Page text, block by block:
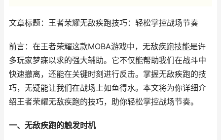
文章标题：王者荣耀无敌疾跑技巧：轻松掌控战场节奏
前言：在王者荣耀这款MOBA游戏中，无敌疾跑技能是许
多玩家梦寐以求的强大辅助。它不仅能帮助我们在战斗中
快速撤离，还能在关键时刻进行反击。掌握无敌疾跑的技
巧，无疑能让我们在战场上如鱼得水。本文将为你详细介
绍王者荣耀无敌疾跑的技巧，助你轻松掌控战场节奏。
一、无敌疾跑的触发时机